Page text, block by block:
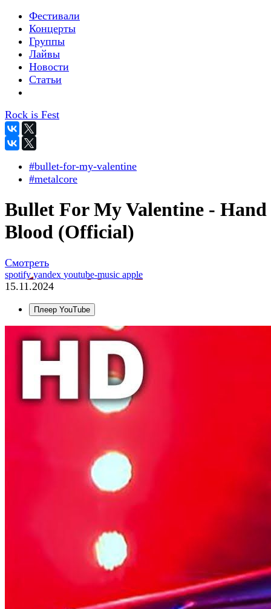
Фестивали
Концерты
Группы
Лайвы
Новости
Статьи
Rock is Fest
#bullet-for-my-valentine
#metalcore
Bullet For My Valentine -
Blood (Official)
Смотреть
spotifyyandex youtube-music apple
15.11.2024
Плеер YouTube